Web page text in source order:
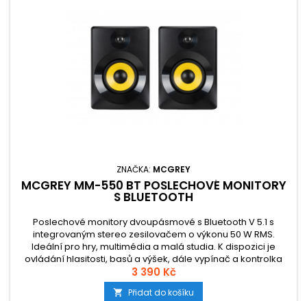
ZNAČKA: MCGREY
MCGREY MM-550 BT POSLECHOVÉ MONITORY
S BLUETOOTH
Poslechové monitory dvoupásmové s Bluetooth V 5.1 s
integrovaným stereo zesilovačem o výkonu 50 W RMS.
Ideální pro hry, multimédia a malá studia. K dispozici je
ovládání hlasitosti, basů a výšek, dále vypínač a kontrolka
Bluetooth také na zadní straně boxu. Barva černá se žlutými
membránami.
3 390 Kč
 Přidat do košíku